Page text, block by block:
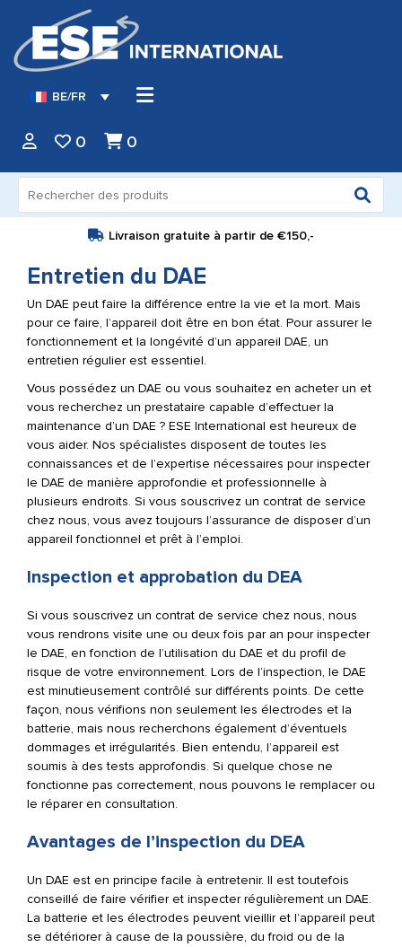
BE/FR
0 0
pour :
Livraison gratuite à partir de €150,-
Entretien du DAE
Un DAE peut faire la différence entre la vie et la mort. Mais
pour ce faire, l’appareil doit être en bon état. Pour assurer le
fonctionnement et la longévité d’un appareil DAE, un
entretien régulier est essentiel.
Vous possédez un DAE ou vous souhaitez en acheter un et
vous recherchez un prestataire capable d’effectuer la
maintenance d’un DAE ? ESE International est heureux de
vous aider. Nos spécialistes disposent de toutes les
connaissances et de l’expertise nécessaires pour inspecter
le DAE de manière approfondie et professionnelle à
plusieurs endroits. Si vous souscrivez un contrat de service
chez nous, vous avez toujours l’assurance de disposer d’un
appareil fonctionnel et prêt à l’emploi.
Inspection et approbation du DEA
Si vous souscrivez un contrat de service chez nous, nous
vous rendrons visite une ou deux fois par an pour inspecter
le DAE, en fonction de l’utilisation du DAE et du profil de
risque de votre environnement. Lors de l’inspection, le DAE
est minutieusement contrôlé sur différents points. De cette
façon, nous vérifions non seulement les électrodes et la
batterie, mais nous recherchons également d’éventuels
dommages et irrégularités. Bien entendu, l’appareil est
soumis à des tests approfondis. Si quelque chose ne
fonctionne pas correctement, nous pouvons le remplacer ou
le réparer en consultation.
Avantages de l’inspection du DEA
Un DAE est en principe facile à entretenir. Il est toutefois
conseillé de faire vérifier et inspecter régulièrement un DAE.
La batterie et les électrodes peuvent vieillir et l’appareil peut
se détériorer à cause de la poussière, du froid ou de la